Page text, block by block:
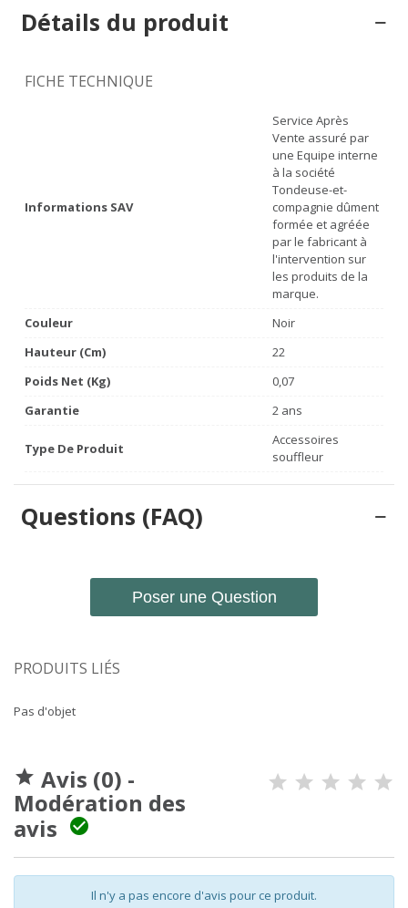
Détails du produit
FICHE TECHNIQUE
Informations SAV
Service Après
Vente assuré par
une Equipe interne
à la société
Tondeuse-et-
compagnie dûment
formée et agréée
par le fabricant à
l'intervention sur
les produits de la
marque.
Couleur
Noir
Hauteur (cm)
22
Poids Net (Kg)
0,07
Garantie
2 ans
Type De Produit
Accessoires
souffleur
Questions (FAQ)
Poser une Question
PRODUITS LIÉS
Pas d'objet
 Avis (0) -
Modération des
avis

Il n'y a pas encore d'avis pour ce produit.